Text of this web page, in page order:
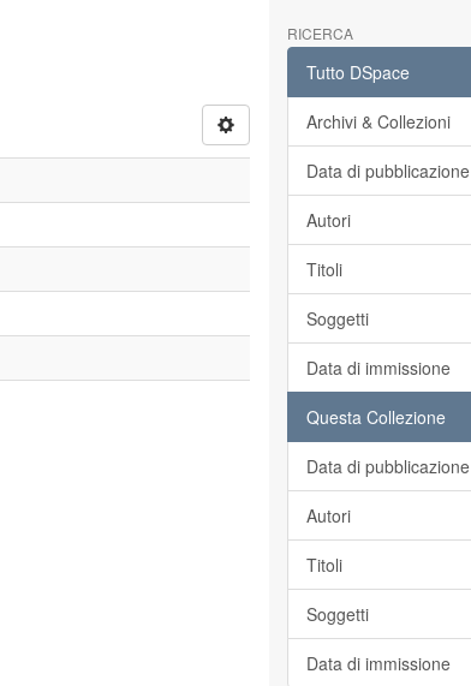
RICERCA
Tutto DSpace
Archivi & Collezioni
Data di pubblicazione
Autori
Titoli
Soggetti
Data di immissione
Questa Collezione
Data di pubblicazione
Autori
Titoli
Soggetti
Data di immissione